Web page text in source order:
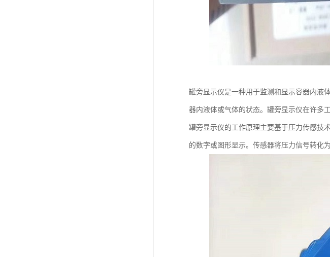
罐旁显示仪是一种用于监测和显示容器内液
器内液体或气体的状态。罐旁显示仪在许多
罐旁显示仪的工作原理主要基于压力传感技
的数字或图形显示。传感器将压力信号转化